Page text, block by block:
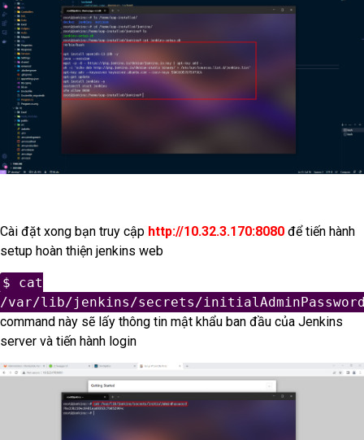
Cài đặt xong bạn truy cập http://10.32.3.170:8080 để tiến hành
setup hoàn thiện jenkins web
$ cat
/var/lib/jenkins/secrets/
command này sẽ lấy thông tin mật khẩu ban đầu của Jenkins
server và tiến hành login